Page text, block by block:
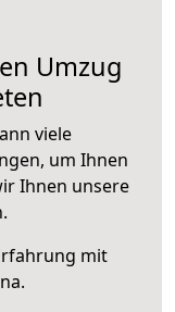
Umzug
viele
um Ihnen
Ihnen unsere
mit
.